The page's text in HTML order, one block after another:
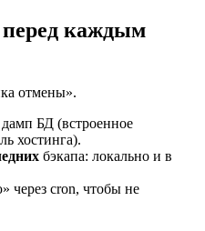
перед каждым
отмены».
БД (встроенное
хостинга).
бэкапа: локально и в
через cron, чтобы не